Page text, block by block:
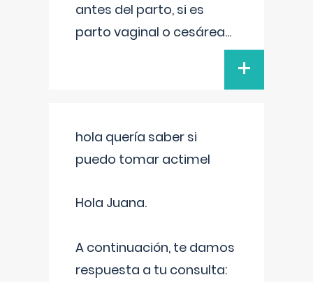
antes del parto, si es
parto vaginal o cesárea...
+
hola quería saber si
puedo tomar actimel
Hola Juana.
A continuación, te damos
respuesta a tu consulta: